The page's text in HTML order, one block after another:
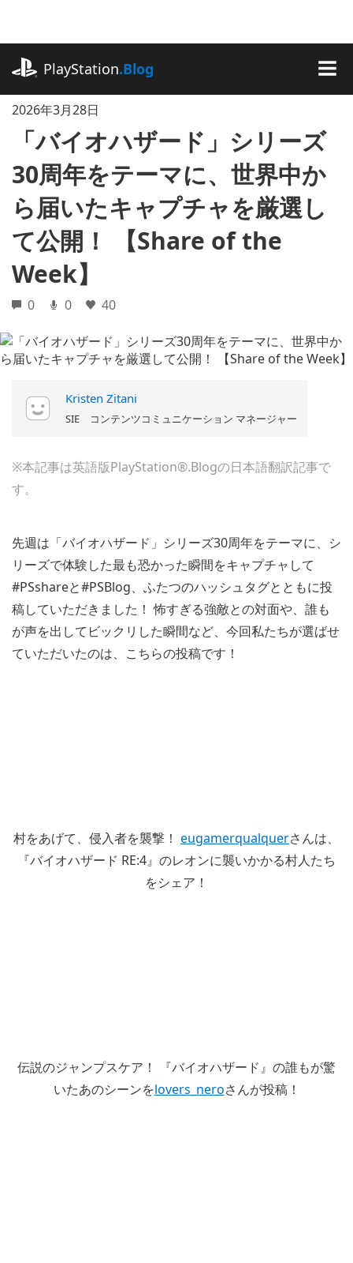
に
ッ
PlayStation.Blog
2026年3月28日
「バイオハザード」シリーズ
30周年をテーマに、世界中か
ら届いたキャプチャを厳選し
て公開！ 【Share of the
Week】
0 0 40
Kristen Zitani
SIE コンテンツコミュニケーション マネージャー
※本記事は英語版PlayStation®.Blogの日本語翻訳記事で
す。
先週は「バイオハザード」シリーズ30周年をテーマに、シ
リーズで体験した最も恐かった瞬間をキャプチャして
#PSshareと#PSBlog、ふたつのハッシュタグとともに投
稿していただきました！ 怖すぎる強敵との対面や、誰も
が声を出してビックリした瞬間など、今回私たちが選ばせ
ていただいたのは、こちらの投稿です！
村をあげて、侵入者を襲撃！ eugamerqualquerさんは、
『バイオハザード RE:4』のレオンに襲いかかる村人たち
をシェア！
伝説のジャンプスケア！ 『バイオハザード』の誰もが驚
いたあのシーンをlovers_neroさんが投稿！